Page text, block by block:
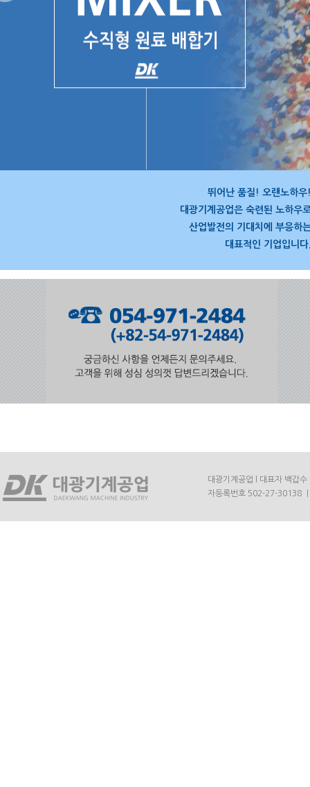
뛰어난 품질! 오랜노하
대광기계공업은 숙련된 노하우
산업발전의 기대치에 부응하
대표적인 기업입니
대광기계공업 l 대표자 백갑
자등록번호 502-27-30138